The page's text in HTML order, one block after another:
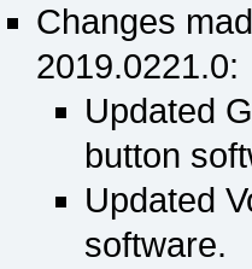
Changes
2019.0221.0:
Updated
button
Updated
software.